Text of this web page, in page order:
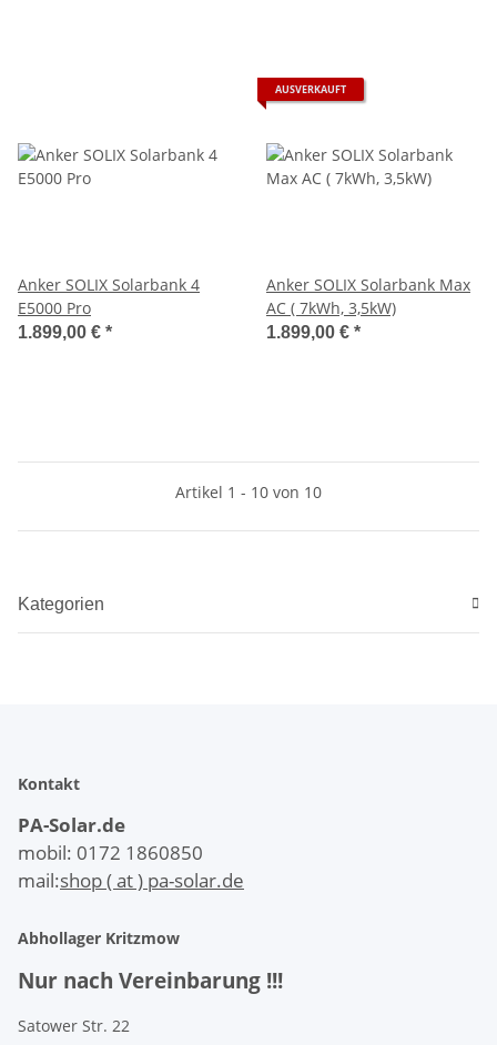
Anker SOLIX Solarbank 4
E5000 Pro
1.899,00 € *
AUSVERKAUFT
Anker SOLIX Solarbank Max
AC ( 7kWh, 3,5kW)
1.899,00 € *
Artikel 1 - 10 von 10
Kategorien
Kontakt
PA-Solar.de
mobil: 0172 1860850
mail:shop ( at ) pa-solar.de
Abhollager Kritzmow
Nur nach Vereinbarung !!!
Satower Str. 22